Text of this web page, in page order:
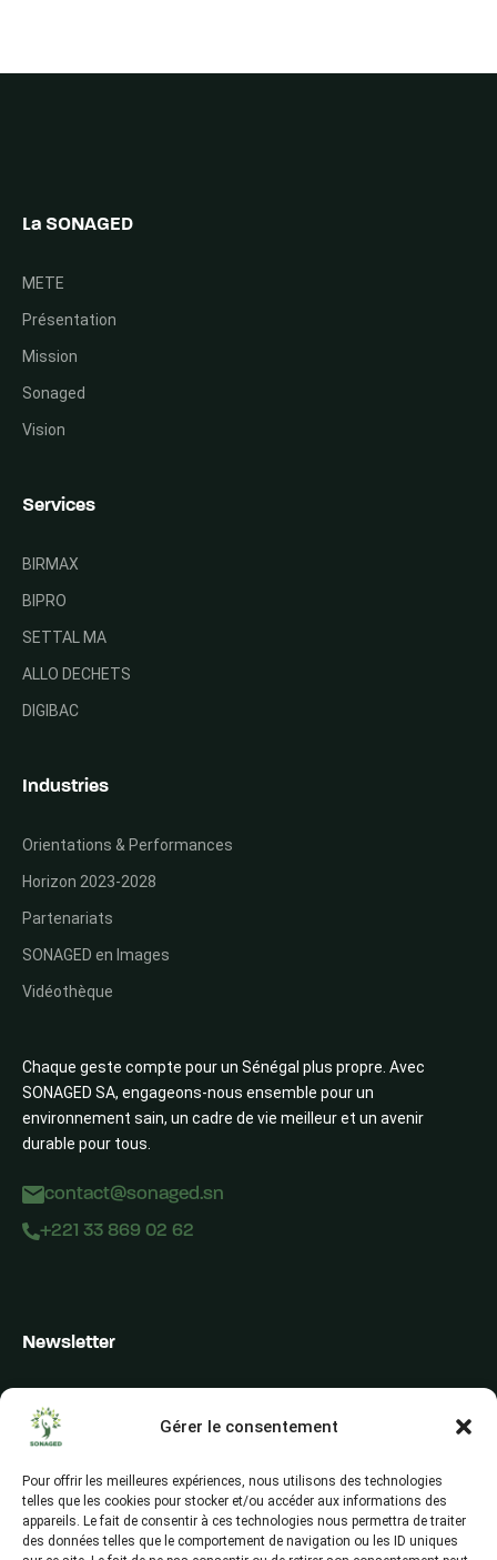
Gérer le consentement
Pour offrir les meilleures expériences, nous utilisons des technologies
telles que les cookies pour stocker et/ou accéder aux informations des
appareils. Le fait de consentir à ces technologies nous permettra de traiter
des données telles que le comportement de navigation ou les ID uniques
Chaque geste compte pour un Sénégal plus propre. Avec
SONAGED SA, engageons-nous ensemble pour un
environnement sain, un cadre de vie meilleur et un avenir
durable pour tous.
contact@sonaged.sn
+221 33 869 02 62
La SONAGED
METE
Présentation
Mission
Sonaged
Vision
Services
BIRMAX
BIPRO
SETTAL MA
ALLO DECHETS
DIGIBAC
Industries
Orientations & Performances
Horizon 2023-2028
Partenariats
SONAGED en Images
Vidéothèque
Newsletter
les actualités et les conseils